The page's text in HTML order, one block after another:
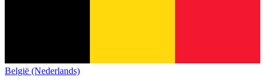
België (Nederlands)